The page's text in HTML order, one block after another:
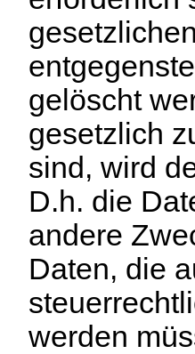
gelöscht
gesetzlich
sind, wird
D.h. die
andere
Daten, die
werden